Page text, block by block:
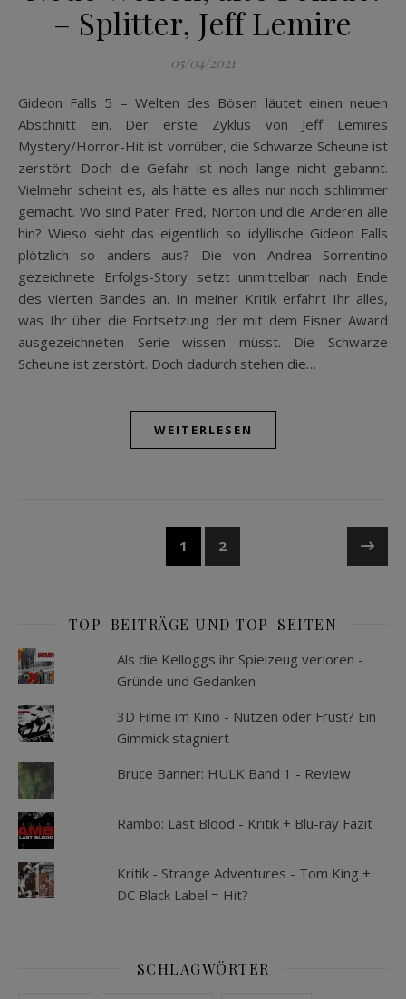
– Splitter, Jeff Lemire
05/04/2021
Gideon Falls 5 – Welten des Bösen läutet einen neuen
Abschnitt ein. Der erste Zyklus von Jeff Lemires
Mystery/Horror-Hit ist vorrüber, die Schwarze Scheune ist
zerstört. Doch die Gefahr ist noch lange nicht gebannt.
Vielmehr scheint es, als hätte es alles nur noch schlimmer
gemacht. Wo sind Pater Fred, Norton und die Anderen alle
hin? Wieso sieht das eigentlich so idyllische Gideon Falls
plötzlich so anders aus? Die von Andrea Sorrentino
gezeichnete Erfolgs-Story setzt unmittelbar nach Ende
des vierten Bandes an. In meiner Kritik erfahrt Ihr alles,
was Ihr über die Fortsetzung der mit dem Eisner Award
ausgezeichneten Serie wissen müsst. Die Schwarze
Scheune ist zerstört. Doch dadurch stehen die…
WEITERLESEN
1 2
TOP-BEITRÄGE UND TOP-SEITEN
Als die Kelloggs ihr Spielzeug verloren -
Gründe und Gedanken
3D Filme im Kino - Nutzen oder Frust? Ein
Gimmick stagniert
Bruce Banner: HULK Band 1 - Review
Rambo: Last Blood - Kritik + Blu-ray Fazit
Kritik - Strange Adventures - Tom King +
DC Black Label = Hit?
SCHLAGWÖRTER